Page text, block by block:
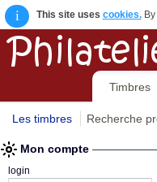
i This site uses cookies.By
Timbres
Les timbres Recherche
Mon compte
login